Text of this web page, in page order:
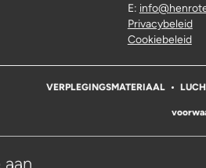
E:
Privacybeleid
Cookiebeleid
VERPLEGINGSMATERIAAL